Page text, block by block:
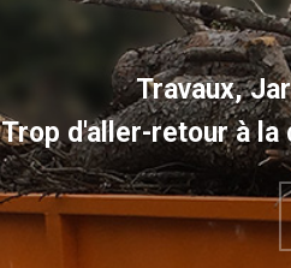
Travaux,
Trop d'aller-retour à la